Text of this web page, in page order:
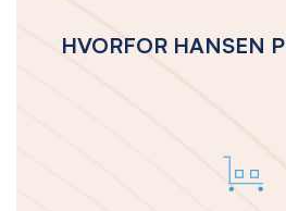
HVORFOR HANSEN